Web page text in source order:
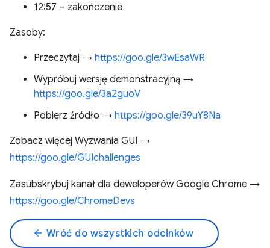
12:57 – zakończenie
Zasoby:
Przeczytaj → https://goo.gle/3wEsaWR
Wypróbuj wersję demonstracyjną →
https://goo.gle/3a2guoV
Pobierz źródło → https://goo.gle/39uY8Na
Zobacz więcej Wyzwania GUI →
https://goo.gle/GUIchallenges
Zasubskrybuj kanał dla deweloperów Google Chrome →
https://goo.gle/ChromeDevs
arrow_back Wróć do wszystkich odcinków